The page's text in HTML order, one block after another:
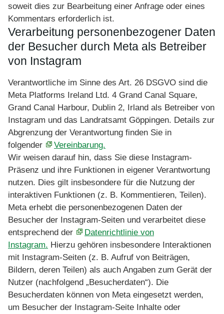
soweit dies zur Bearbeitung einer Anfrage oder eines
Kommentars erforderlich ist.
Verarbeitung personenbezogener Daten
der Besucher durch Meta als Betreiber
von Instagram
Verantwortliche im Sinne des Art. 26 DSGVO sind die
Meta Platforms Ireland Ltd. 4 Grand Canal Square,
Grand Canal Harbour, Dublin 2, Irland als Betreiber von
Instagram und das Landratsamt Göppingen. Details zur
Abgrenzung der Verantwortung finden Sie in
folgender
Vereinbarung.
Wir weisen darauf hin, dass Sie diese Instagram-
Präsenz und ihre Funktionen in eigener Verantwortung
nutzen. Dies gilt insbesondere für die Nutzung der
interaktiven Funktionen (z. B. Kommentieren, Teilen).
Meta erhebt die personenbezogenen Daten der
Besucher der Instagram-Seiten und verarbeitet diese
entsprechend der
Datenrichtlinie von
Instagram. Hierzu gehören insbesondere Interaktionen
mit Instagram-Seiten (z. B. Aufruf von Beiträgen,
Bildern, deren Teilen) als auch Angaben zum Gerät der
Nutzer (nachfolgend „Besucherdaten“). Die
Besucherdaten können von Meta eingesetzt werden,
um Besucher der Instagram-Seite Inhalte oder